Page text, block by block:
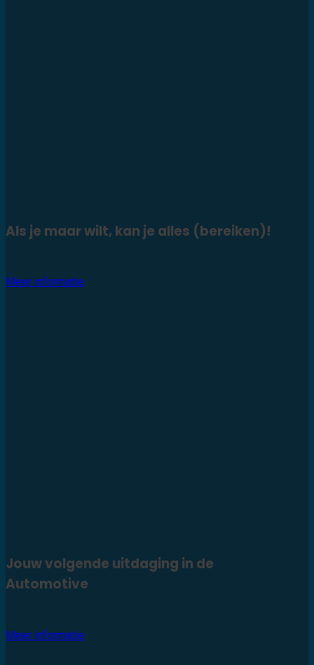
Als je maar wilt, kan je alles (bereiken)!
Meer informatie
Jouw volgende uitdaging in de
Automotive
Meer informatie